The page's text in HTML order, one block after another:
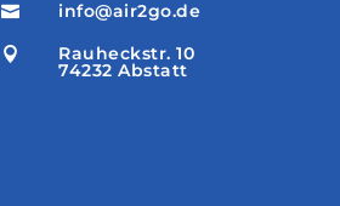
 info@air2go.de
 Rauheckstr. 10
74232 Abstatt